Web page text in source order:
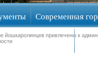
Современная
обсуждения
йошкаролинцев привлечены к